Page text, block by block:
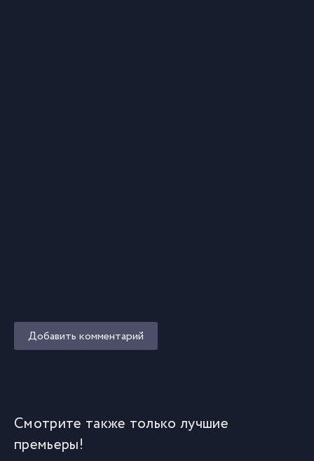
Добавить комментарий
Смотрите также только лучшие
премьеры!